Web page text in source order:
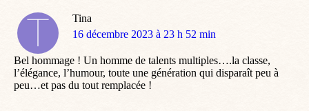
Tina
dit
16 décembre 2023 à 23 h 52 min
Bel hommage ! Un homme de talents multiples….la classe,
l’élégance, l’humour, toute une génération qui disparaît peu à
peu…et pas du tout remplacée !